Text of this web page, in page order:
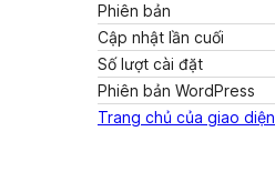
Phiên bản
Cập nhật lần cuối
Số lượt cài đặt
Phiên bản WordPress
Trang chủ của giao diện